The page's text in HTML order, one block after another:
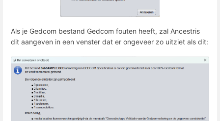
Als je Gedcom bestand Gedcom fouten heeft, zal Ancestris
dit aangeven in een venster dat er ongeveer zo uitziet als dit: